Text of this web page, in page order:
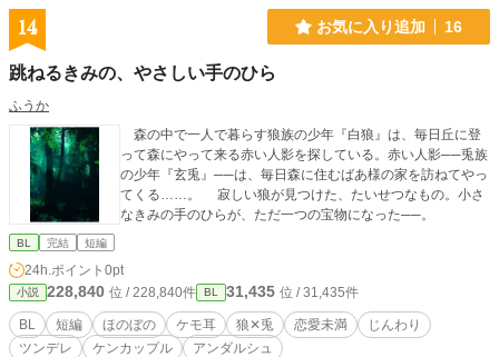
14 お気に入り追加 16
跳ねるきみの、やさしい手のひら
ふうか
森の中で一人で暮らす狼族の少年『白狼』は、毎日丘に登
って森にやって来る赤い人影を探している。赤い人影──兎族
の少年『玄兎』──は、毎日森に住むばあ様の家を訪ねてやっ
てくる……。 寂しい狼が見つけた、たいせつなもの。小さ
なきみの手のひらが、ただ一つの宝物になった──。
BL 完結 短編
24h.ポイント 0pt
小説 228,840 位 / 228,840件 BL 31,435 位 / 31,435件
BL 短編 ほのぼの ケモ耳 狼✕兎 恋愛未満
じんわり
ツンデレ
ケンカップル アンダルシュ